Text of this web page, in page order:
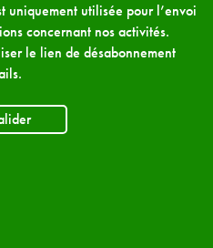
uniquement utilisée pour l’envoi
concernant nos activités.
le lien de désabonnement